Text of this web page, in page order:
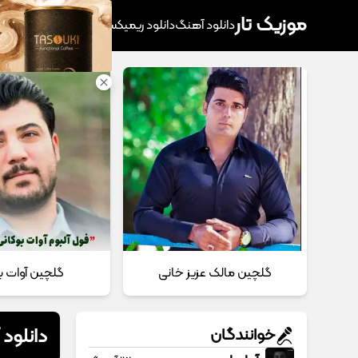
موزیک تاردانلود آهنگدانلود ریمیکسآهنگ پرطرفدار
گلچین مالک عزیز خانی گلچین آوات
خوانندگان